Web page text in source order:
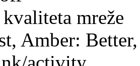
mreže
Amber: